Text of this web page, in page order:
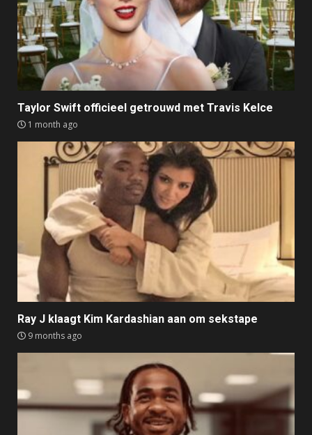
Taylor Swift officieel getrouwd met Travis Kelce
1 month ago
Ray J klaagt Kim Kardashian aan om sekstape
9 months ago